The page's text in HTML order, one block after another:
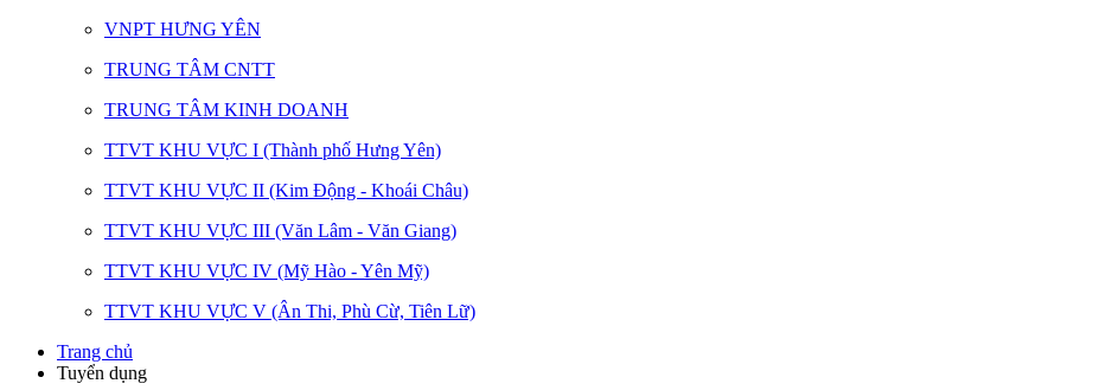
VNPT HƯNG YÊN
TRUNG TÂM CNTT
TRUNG TÂM KINH DOANH
TTVT KHU VỰC I (Thành phố Hưng Yên)
TTVT KHU VỰC II (Kim Động - Khoái Châu)
TTVT KHU VỰC III (Văn Lâm - Văn Giang)
TTVT KHU VỰC IV (Mỹ Hào - Yên Mỹ)
TTVT KHU VỰC V (Ân Thi, Phù Cừ, Tiên Lữ)
Trang chủ
Tuyển dụng